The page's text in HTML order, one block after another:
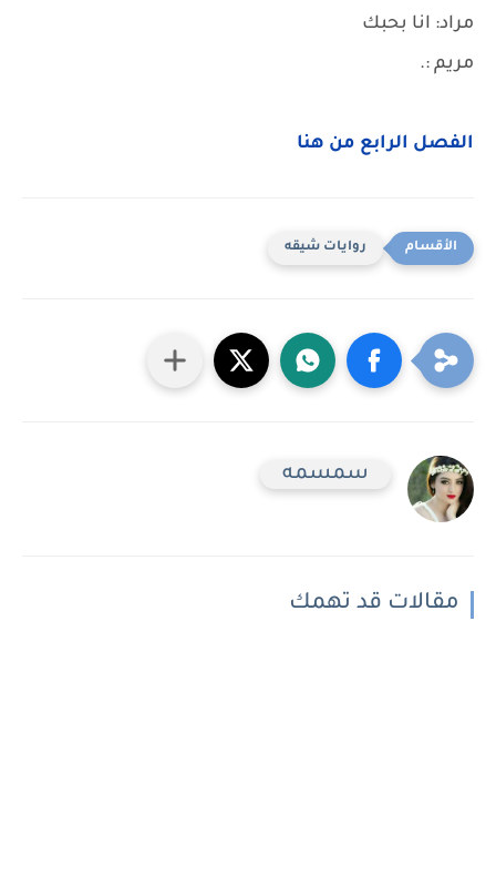
مراد: انا بحبك
مريم :.
الفصل الرابع من هنا
روايات شيقه
سمسمه
مقالات قد تهمك